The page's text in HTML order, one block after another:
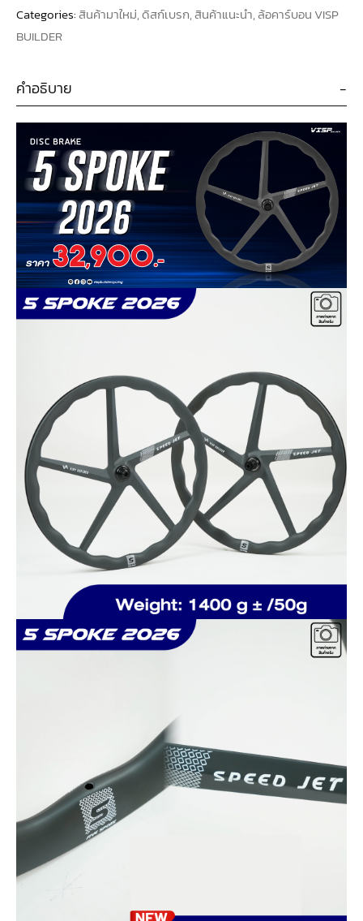
Categories:สินค้ามาใหม่,ดิสก์เบรก,สินค้าแนะนำ,ล้อคาร์บอน VISP
BUILDER
คำอธิบาย